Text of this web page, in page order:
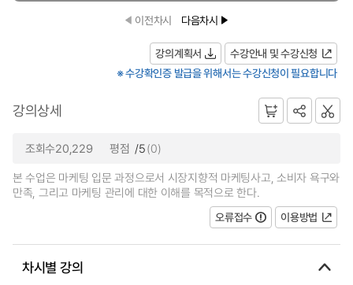
이전차시 다음차시
강의계획서
수강안내 및 수강신청
※ 수강확인증 발급을 위해서는 수강신청이 필요합니다
강의상세
조회수20,229 평점 /5(0)
본 수업은 마케팅 입문 과정으로서 시장지향적 마케팅사고, 소비자 욕구와
만족, 그리고 마케팅 관리에 대한 이해를 목적으로 한다.
오류접수
이용방법
차시별 강의